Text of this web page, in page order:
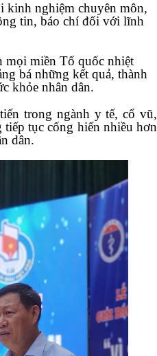
kinh nghiệm chuyên môn,
tin, báo chí đối với lĩnh
mọi miền Tổ quốc nhiệt
bá những kết quả, thành
khỏe nhân dân.
trong ngành y tế, cổ vũ,
tục cống hiến nhiều hơn
dân.